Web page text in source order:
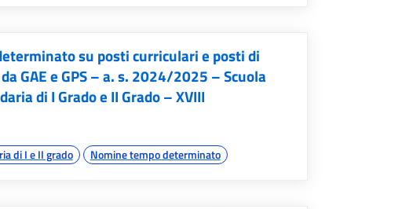
su posti curriculari e posti di
GAE e GPS – a. s. 2024/2025 – Scuola
di I Grado e II Grado – XVIII
di I e II grado Nomine tempo determinato